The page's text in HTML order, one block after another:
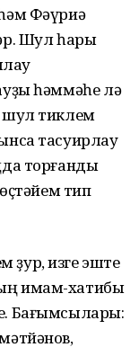
Фəүриə
Шул һарыҡ
һəммəһе лə
шул тиклем
тасуирлау
торғанды
тип
ҙур, изге эште
имам-хатибы
Бағымсылары: